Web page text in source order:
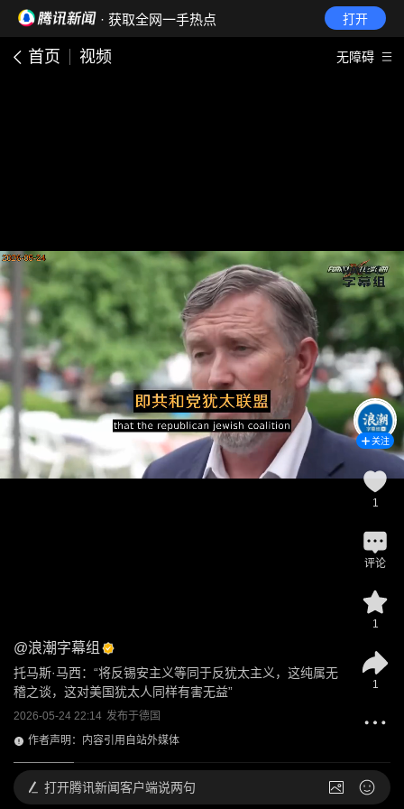
· 获取全网一手热点 打开
首页 视频 无障碍
@浪潮字幕组
托马斯·马西：“将反锡安主义等同于反犹太主义，这纯属无
稽之谈，这对美国犹太人同样有害无益”
2026-05-24 22:14 发布于德国
作者声明：内容引用自站外媒体
关注
1
评论
1
1
打开腾讯新闻客户端说两句